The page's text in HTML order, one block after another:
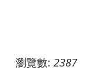
瀏覽數: 2387